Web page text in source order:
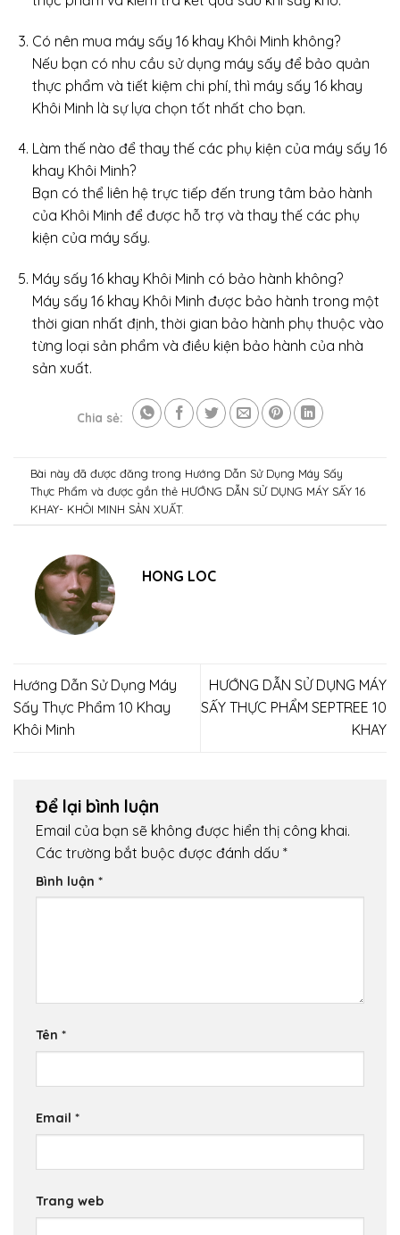
Có nên mua máy sấy 16 khay Khôi Minh không?
Nếu bạn có nhu cầu sử dụng máy sấy để bảo quản
thực phẩm và tiết kiệm chi phí, thì máy sấy 16 khay
Khôi Minh là sự lựa chọn tốt nhất cho bạn.
Làm thế nào để thay thế các phụ kiện của máy sấy 16
khay Khôi Minh?
Bạn có thể liên hệ trực tiếp đến trung tâm bảo hành
của Khôi Minh để được hỗ trợ và thay thế các phụ
kiện của máy sấy.
Máy sấy 16 khay Khôi Minh có bảo hành không?
Máy sấy 16 khay Khôi Minh được bảo hành trong một
thời gian nhất định, thời gian bảo hành phụ thuộc vào
từng loại sản phẩm và điều kiện bảo hành của nhà
sản xuất.
Chia sẻ:
Bài này đã được đăng trong Hướng Dẫn Sử Dụng Máy Sấy
Thực Phẩm và được gắn thẻ HƯỚNG DẪN SỬ DỤNG MÁY SẤY 16
KHAY- KHÔI MINH SẢN XUẤT.
HONG LOC
Hướng Dẫn Sử Dụng Máy
Sấy Thực Phẩm 10 Khay
Khôi Minh
HƯỚNG DẪN SỬ DỤNG MÁY
SẤY THỰC PHẨM SEPTREE 10
KHAY
Để lại bình luận
Email của bạn sẽ không được hiển thị công khai.
Các trường bắt buộc được đánh dấu *
Bình luận *
Tên *
Email *
Trang web